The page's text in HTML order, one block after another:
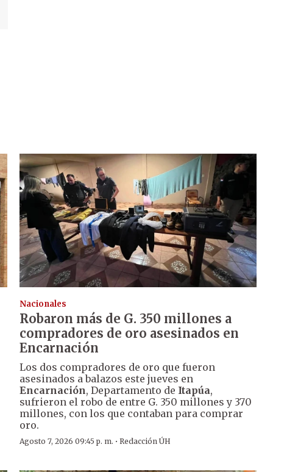
Nacionales
Robaron más de G. 350 millones a
compradores de oro asesinados en
Encarnación
Los dos compradores de oro que fueron
asesinados a balazos este jueves en
Encarnación, Departamento de Itapúa,
sufrieron el robo de entre G. 350 millones y 370
millones, con los que contaban para comprar
oro.
Agosto 7, 2026 09:45 p. m. · Redacción ÚH